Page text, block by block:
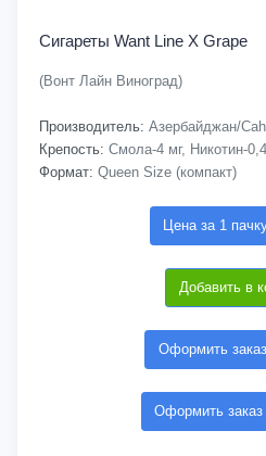
Сигареты Want Line X Grape
(Вонт Лайн Виноград)
Производитель: Азербайджан/
Крепость: Смола-4 мг, Никотин-
Формат: Queen Size (компакт)
Цена за 1
Добавить в
Оформить
Оформить заказ